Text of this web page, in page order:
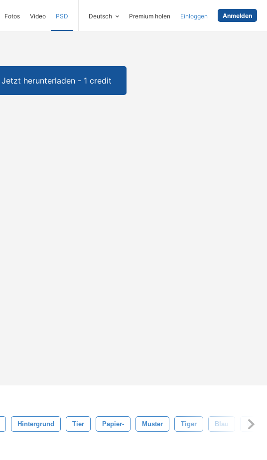
Fotos Video PSD Deutsch Premium holen Einloggen Anmelden
Jetzt herunterladen - 1 credit
Hintergrund Tier Papier- Muster Tiger Blau Wild